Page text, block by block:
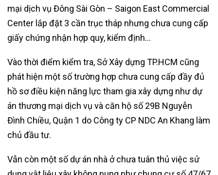
mại dịch vụ Đông Sài Gòn – Saigon East Commercial
Center lắp đặt 3 cần trục tháp nhưng chưa cung cấp
giấy chứng nhận hợp quy, kiểm định…
Vào thời điểm kiểm tra, Sở Xây dựng TP.HCM cũng
phát hiện một số trường hợp chưa cung cấp đầy đủ
hồ sơ điều kiện năng lực tham gia xây dựng như dự
án thương mại dịch vụ và căn hộ số 29B Nguyễn
Đình Chiều, Quận 1 do Công ty CP NDC An Khang làm
chủ đầu tư.
Vẫn còn một số dự án nhà ở chưa tuân thủ việc sử